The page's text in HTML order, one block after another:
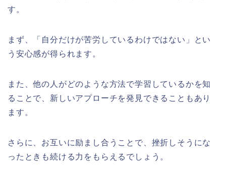
す。
まず、「自分だけが苦労しているわけではない」とい
う安心感が得られます。
また、他の人がどのような方法で学習しているかを知
ることで、新しいアプローチを発見できることもあり
ます。
さらに、お互いに励まし合うことで、挫折しそうにな
ったときも続ける力をもらえるでしょう。